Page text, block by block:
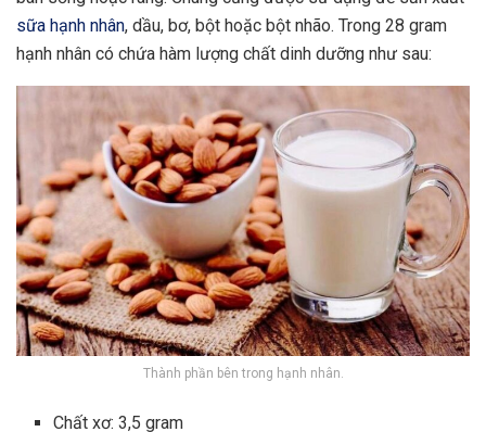
sữa hạnh nhân, dầu, bơ, bột hoặc bột nhão. Trong 28 gram
hạnh nhân có chứa hàm lượng chất dinh dưỡng như sau:
Thành phần bên trong hạnh nhân.
Chất xơ: 3,5 gram